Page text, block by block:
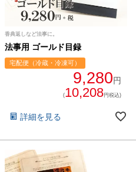
香典返しなど法事に。
法事用 ゴールド目録
宅配便（冷蔵・冷凍可）
9,280円
(10,208円税込)
詳細を見る